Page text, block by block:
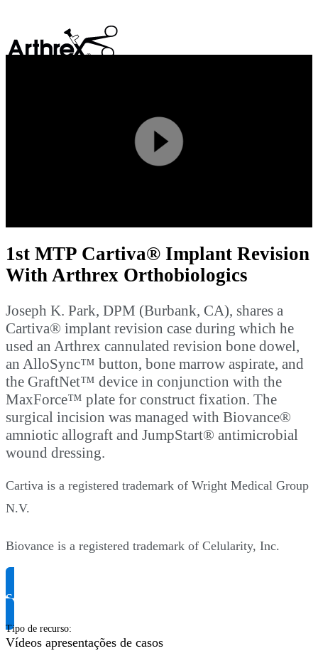
Play
Video
1st MTP Cartiva® Implant Revision
With Arthrex Orthobiologics
Joseph K. Park, DPM (Burbank, CA), shares a
Cartiva® implant revision case during which he
used an Arthrex cannulated revision bone dowel,
an AlloSync™ button, bone marrow aspirate, and
the GraftNet™ device in conjunction with the
MaxForce™ plate for construct fixation. The
surgical incision was managed with Biovance®
amniotic allograft and JumpStart® antimicrobial
wound dressing.
Cartiva is a registered trademark of Wright Medical Group
N.V.
Biovance is a registered trademark of Celularity, Inc.
Solicite informação do produto
Tipo de recurso:
Vídeos apresentações de casos